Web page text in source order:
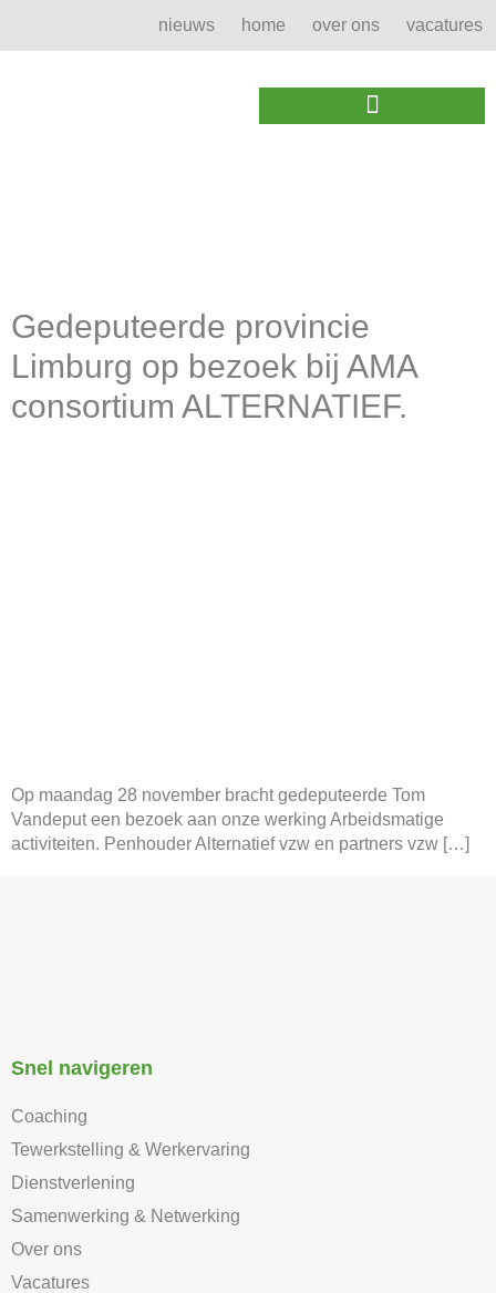
nieuws home over ons vacatures
Gedeputeerde provincie
Limburg op bezoek bij AMA
consortium ALTERNATIEF.
Op maandag 28 november bracht gedeputeerde Tom
Vandeput een bezoek aan onze werking Arbeidsmatige
activiteiten. Penhouder Alternatief vzw en partners vzw […]
Snel navigeren
Coaching
Tewerkstelling & Werkervaring
Dienstverlening
Samenwerking & Netwerking
Over ons
Vacatures